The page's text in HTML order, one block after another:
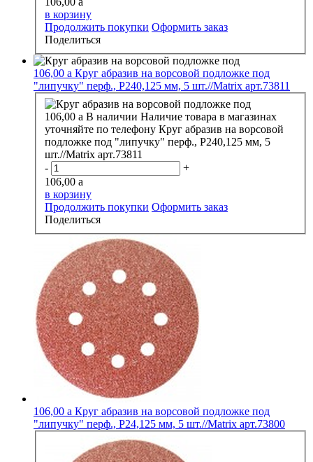
в корзину
Продолжить покупки Оформить заказ
Поделиться
106,00 a Круг абразив на ворсовой подложке под
"липучку" перф., Р240,125 мм, 5 шт.//Matrix арт.73811
106,00 a В наличии Наличие товара в магазинах
уточняйте по телефону Круг абразив на ворсовой
подложке под "липучку" перф., Р240,125 мм, 5
шт.//Matrix арт.73811
-
+
106,00 a
в корзину
Продолжить покупки Оформить заказ
Поделиться
106,00 a Круг абразив на ворсовой подложке под
"липучку" перф., Р24,125 мм, 5 шт.//Matrix арт.73800